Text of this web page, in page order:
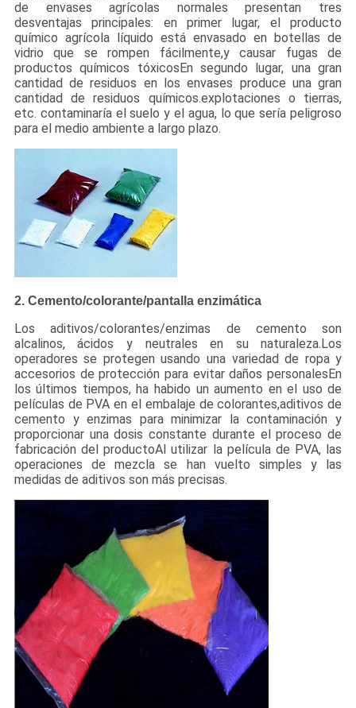
de envases agrícolas normales presentan tres
desventajas principales: en primer lugar, el producto
químico agrícola líquido está envasado en botellas de
vidrio que se rompen fácilmente,y causar fugas de
productos químicos tóxicosEn segundo lugar, una gran
cantidad de residuos en los envases produce una gran
cantidad de residuos químicos.explotaciones o tierras,
etc. contaminaría el suelo y el agua, lo que sería peligroso
para el medio ambiente a largo plazo.
2. Cemento/colorante/pantalla enzimática
Los aditivos/colorantes/enzimas de cemento son
alcalinos, ácidos y neutrales en su naturaleza.Los
operadores se protegen usando una variedad de ropa y
accesorios de protección para evitar daños personalesEn
los últimos tiempos, ha habido un aumento en el uso de
películas de PVA en el embalaje de colorantes,aditivos de
cemento y enzimas para minimizar la contaminación y
proporcionar una dosis constante durante el proceso de
fabricación del productoAl utilizar la película de PVA, las
operaciones de mezcla se han vuelto simples y las
medidas de aditivos son más precisas.